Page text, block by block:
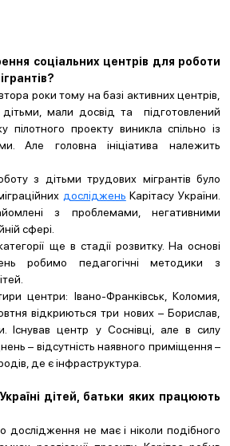
соціальних центрів для роботи
роки тому на базі активних центрів,
мали досвід та підготовлений
пілотного проекту виникла спільно із
Але головна ініціатива належить
з дітьми трудових мігрантів було
досліджень Карітасу України.
з проблемами, негативними
сфері.
ще в стадії розвитку. На основі
робимо педагогічні методики з
центри: Івано-Франківськ, Коломия,
відкриються три нових – Борислав,
Існував центр у Соснівці, але в силу
– відсутність наявного приміщення –
де є інфраструктура.
дітей, батьки яких працюють
дослідження не має і ніколи подібного